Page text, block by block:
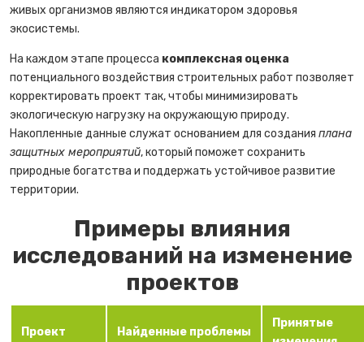
живых организмов являются индикатором здоровья
экосистемы.
На каждом этапе процесса комплексная оценка
потенциального воздействия строительных работ позволяет
корректировать проект так, чтобы минимизировать
экологическую нагрузку на окружающую природу.
Накопленные данные служат основанием для создания плана
защитных мероприятий, который поможет сохранить
природные богатства и поддержать устойчивое развитие
территории.
Примеры влияния
исследований на изменение
проектов
Проект Найденные проблемы
Принятые